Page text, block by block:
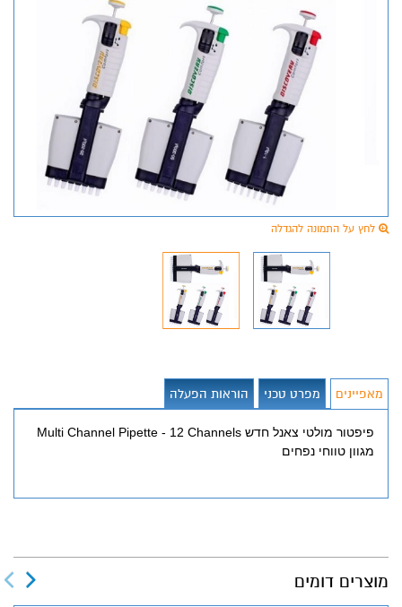
לחץ על התמונה להגדלה
מאפיינים מפרט טכני הוראות הפעלה
פיפטור מולטי צאנל חדש Multi Channel Pipette - 12 Channels
מגוון טווחי נפחים
מוצרים דומים